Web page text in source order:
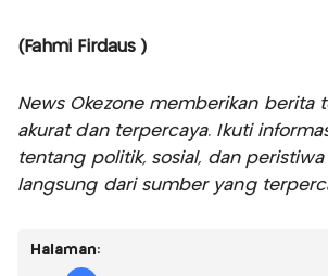
(Fahmi Firdaus )
News Okezone memberikan berita
akurat dan terpercaya. Ikuti
tentang politik, sosial, dan
langsung dari sumber yang
Halaman: